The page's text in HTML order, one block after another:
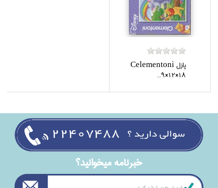
پازل Celementoni
9×12×18...
خبرنامه ميخوانيد؟